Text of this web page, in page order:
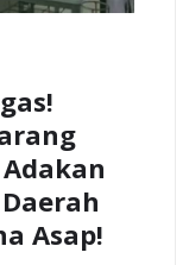
Asap!